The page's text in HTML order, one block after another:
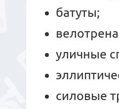
батуты;
уличные
силовые